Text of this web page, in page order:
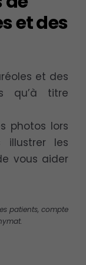
et des
et des
qu’à titre
photos lors
illustrer les
vous aider
patients, compte